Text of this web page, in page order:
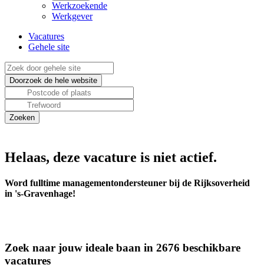
Werkzoekende
Werkgever
Vacatures
Gehele site
Helaas, deze vacature is niet actief.
Word fulltime managementondersteuner bij de Rijksoverheid
in 's-Gravenhage!
Zoek naar jouw ideale baan in 2676 beschikbare
vacatures